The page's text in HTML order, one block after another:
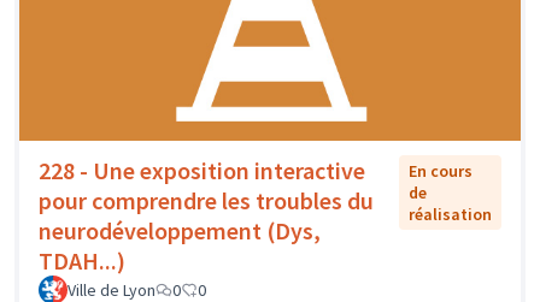
228 - Une exposition interactive
pour comprendre les troubles du
neurodéveloppement (Dys,
TDAH...)
En cours
de
réalisation
Ville de Lyon 0 0